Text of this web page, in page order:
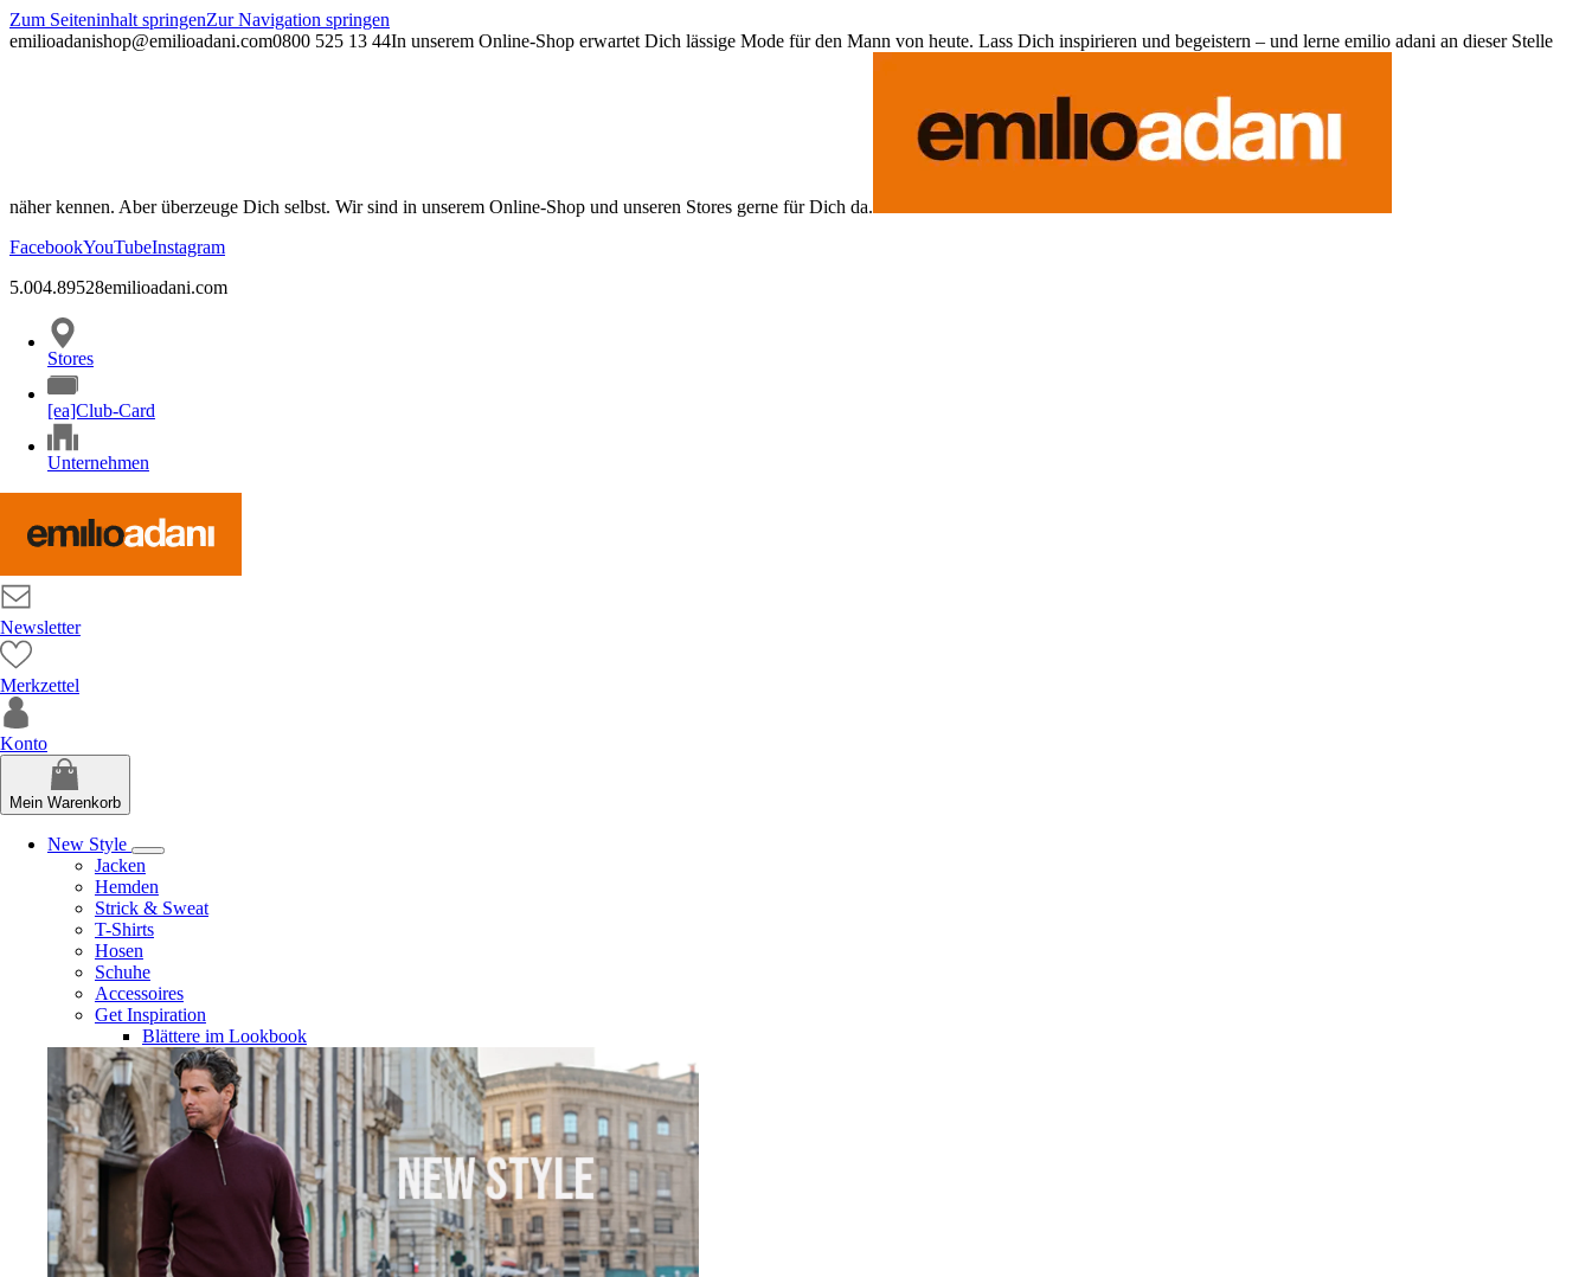
Zum Seiteninhalt springenZur Navigation springen
emilioadanishop@emilioadani.com0800 525 13 44In unserem Online-Shop erwartet Dich lässige Mode für den Mann von heute. Lass Dich inspirieren und begeistern – und lerne emilio adani an dieser Stelle
näher kennen. Aber überzeuge Dich selbst. Wir sind in unserem Online-Shop und unseren Stores gerne für Dich da.
FacebookYouTubeInstagram
5.004.89528emilioadani.com
Stores
[ea]Club-Card
Unternehmen
Newsletter
Merkzettel
Konto
Mein Warenkorb
New Style
Jacken
Hemden
Strick & Sweat
T-Shirts
Hosen
Schuhe
Accessoires
Get Inspiration
Blättere im Lookbook